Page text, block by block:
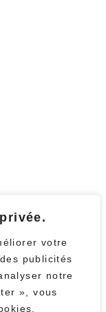
votre
publicités
notre
», vous